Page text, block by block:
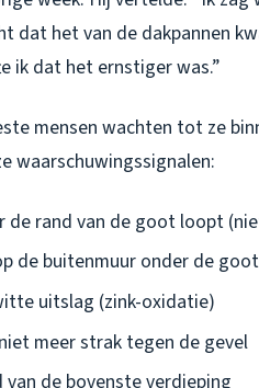
dat het van de dakpannen
ik dat het ernstiger was.”
mensen wachten tot ze
waarschuwingssignalen:
de rand van de goot loopt
de buitenmuur onder de goot
uitslag (zink-oxidatie)
meer strak tegen de gevel
de bovenste verdieping